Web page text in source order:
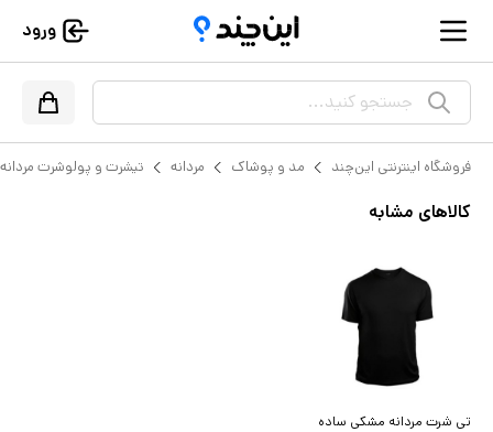
ورود
جستجو کنید...
فروشگاه اینترنتی این‌چند مد و پوشاک مردانه تیشرت و پولوشرت مردانه
کالاهای مشابه
تی شرت مردانه مشکی ساده